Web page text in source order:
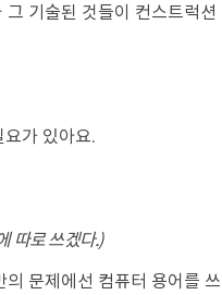
기술된 것들이 컨스트럭션
가 있아요.
따로 쓰겠다.)
문제에선 컴퓨터 용어를 쓰